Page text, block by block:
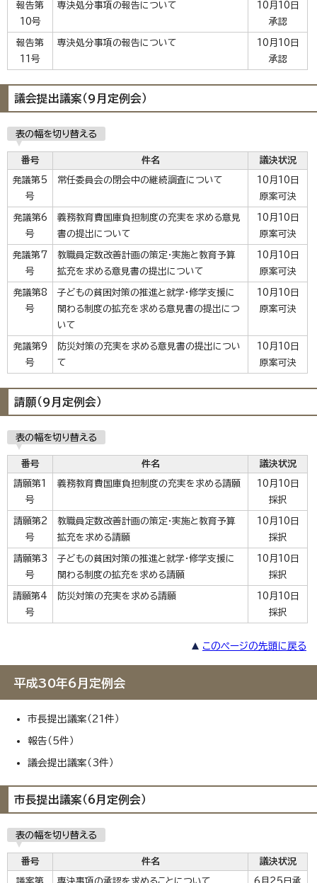
報告第
10号
専決処分事項の報告について
10月10日
承認
報告第
11号
専決処分事項の報告について
10月10日
承認
議会提出議案（9月定例会）
表の幅を切り替える
番号 件名 議決状況
発議第5
号
常任委員会の閉会中の継続調査について
10月10日
原案可決
発議第6
号
義務教育費国庫負担制度の充実を求める意見
書の提出について
10月10日
原案可決
発議第7
号
教職員定数改善計画の策定・実施と教育予算
拡充を求める意見書の提出について
10月10日
原案可決
発議第8
号
子どもの貧困対策の推進と就学・修学支援に
関わる制度の拡充を求める意見書の提出につ
いて
10月10日
原案可決
発議第9
号
防災対策の充実を求める意見書の提出につい
て
10月10日
原案可決
請願（9月定例会）
表の幅を切り替える
番号 件名 議決状況
請願第1
号
義務教育費国庫負担制度の充実を求める請願
10月10日
採択
請願第2
号
教職員定数改善計画の策定・実施と教育予算
拡充を求める請願
10月10日
採択
請願第3
号
子どもの貧困対策の推進と就学・修学支援に
関わる制度の拡充を求める請願
10月10日
採択
請願第4
号
防災対策の充実を求める請願
10月10日
採択
このページの先頭に戻る
平成30年6月定例会
市長提出議案（21件）
報告（5件）
議会提出議案（3件）
市長提出議案（6月定例会）
表の幅を切り替える
番号 件名 議決状況